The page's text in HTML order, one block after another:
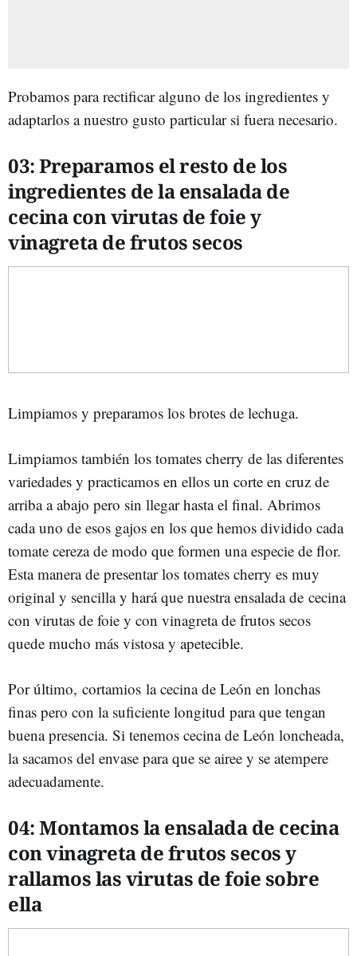
Probamos para rectificar alguno de los ingredientes y
adaptarlos a nuestro gusto particular si fuera necesario.
03:Preparamos el resto de los
ingredientes de la ensalada de
cecina con virutas de foie y
vinagreta de frutos secos
Limpiamos y preparamos los brotes de lechuga.
Limpiamos también los tomates cherry de las diferentes
variedades y practicamos en ellos un corte en cruz de
arriba a abajo pero sin llegar hasta el final. Abrimos
cada uno de esos gajos en los que hemos dividido cada
tomate cereza de modo que formen una especie de flor.
Esta manera de presentar los tomates cherry es muy
original y sencilla y hará que nuestra ensalada de cecina
con virutas de foie y con vinagreta de frutos secos
quede mucho más vistosa y apetecible.
Por último, cortamios la cecina de León en lonchas
finas pero con la suficiente longitud para que tengan
buena presencia. Si tenemos cecina de León loncheada,
la sacamos del envase para que se airee y se atempere
adecuadamente.
04: Montamoslaensalada de cecina
con vinagreta de frutos secos y
rallamos las virutas de foie sobre
ella